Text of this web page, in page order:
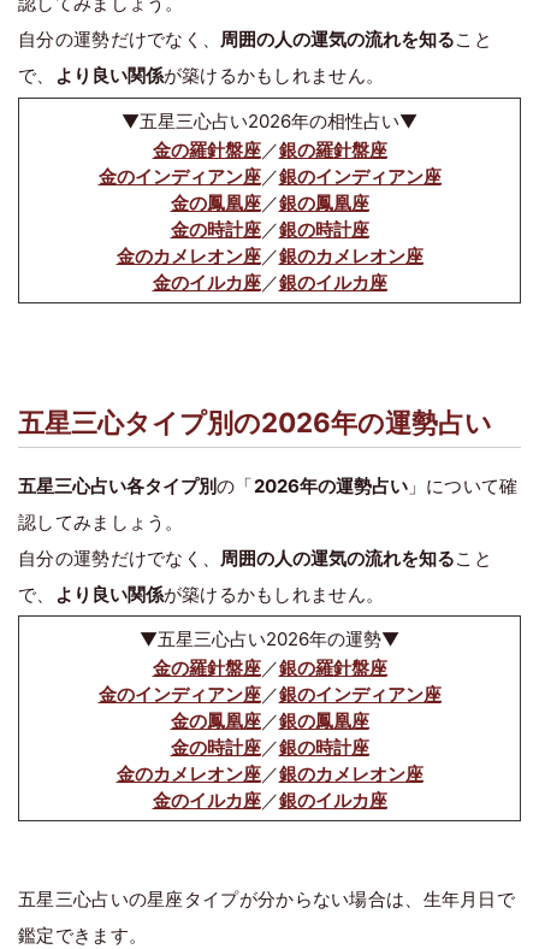
自分の運勢だけでなく、 周囲の人の運気の流れを知ること
で、
より良い関係が築けるかもしれません。
▼五星三心占い2026年の相性占い▼
金の羅針盤座／銀の羅針盤座
金のインディアン座／銀のインディアン座
金の鳳凰座／銀の鳳凰座
金の時計座／銀の時計座
金のカメレオン座／銀のカメレオン座
金のイルカ座／銀のイルカ座
五星三心タイプ別の2026年の運勢占い
五星三心占い各タイプ別の「2026年の運勢占い」について確
認してみましょう。
自分の運勢だけでなく、 周囲の人の運気の流れを知ること
で、
より良い関係が築けるかもしれません。
▼五星三心占い2026年の運勢▼
金の羅針盤座／銀の羅針盤座
金のインディアン座／銀のインディアン座
金の鳳凰座／銀の鳳凰座
金の時計座／銀の時計座
金のカメレオン座／銀のカメレオン座
金のイルカ座／銀のイルカ座
五星三心占いの星座タイプが分からない場合は、生年月日で
鑑定できます。